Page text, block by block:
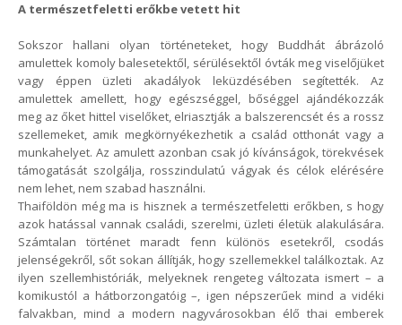
A természetfeletti erőkbe vetett hit
Sokszor hallani olyan történeteket, hogy Buddhát ábrázoló
amulettek komoly balesetektől, sérülésektől óvták meg viselőjüket
vagy éppen üzleti akadályok leküzdésében segítették. Az
amulettek amellett, hogy egészséggel, bőséggel ajándékozzák
meg az őket hittel viselőket, elriasztják a balszerencsét és a rossz
szellemeket, amik megkörnyékezhetik a család otthonát vagy a
munkahelyet. Az amulett azonban csak jó kívánságok, törekvések
támogatását szolgálja, rosszindulatú vágyak és célok elérésére
nem lehet, nem szabad használni.
Thaiföldön még ma is hisznek a természetfeletti erőkben, s hogy
azok hatással vannak családi, szerelmi, üzleti életük alakulására.
Számtalan történet maradt fenn különös esetekről, csodás
jelenségekről, sőt sokan állítják, hogy szellemekkel találkoztak. Az
ilyen szellemhistóriák, melyeknek rengeteg változata ismert – a
komikustól a hátborzongatóig –, igen népszerűek mind a vidéki
falvakban, mind a modern nagyvárosokban élő thai emberek